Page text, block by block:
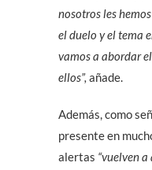
nosotros les
el duelo y el tema
vamos a abordar
ellos”, añade.
Además, como
presente en
alertas “vuelven